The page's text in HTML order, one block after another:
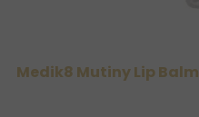
Medik8 Mutiny Lip Balm